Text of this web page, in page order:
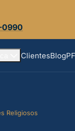
0990
ClientesBlogPF
Religiosos